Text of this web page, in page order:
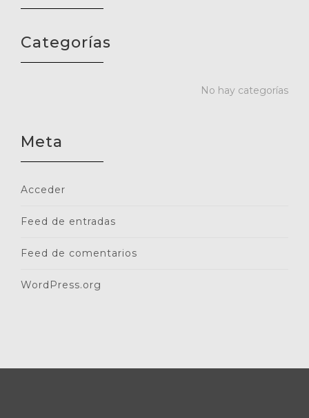
Categorías
No hay categorías
Meta
Acceder
Feed de entradas
Feed de comentarios
WordPress.org